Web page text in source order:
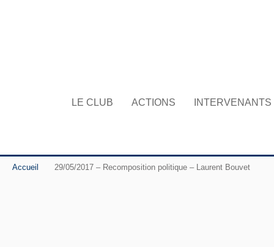
LE CLUB ACTIONS INTERVENANTS
Accueil 29/05/2017 – Recomposition politique – Laurent Bouvet